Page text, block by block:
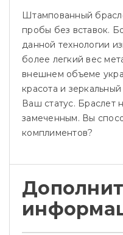
Штампованный
пробы без вставок.
данной технологии
более легкий вес
внешнем объеме
красота и
Ваш статус. Браслет
замеченным. Вы
комплиментов?